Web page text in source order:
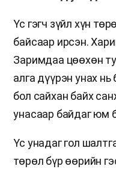
Үс гэгч зүйл хүн
байсаар ирсэн.
Заримдаа цөөхөн
алга дүүрэн унах
бол сайхан байх
унасаар байдаг юм
Үс унадаг гол
төрөл бүр өөрийн